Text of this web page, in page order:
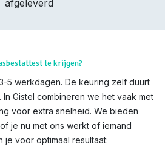
afgeleverd
te krijgen?
5 werkdagen. De keuring zelf duurt
Gistel combineren we het vaak met
voor extra snelheid. We bieden
je nu met ons werkt of iemand
je voor optimaal resultaat: